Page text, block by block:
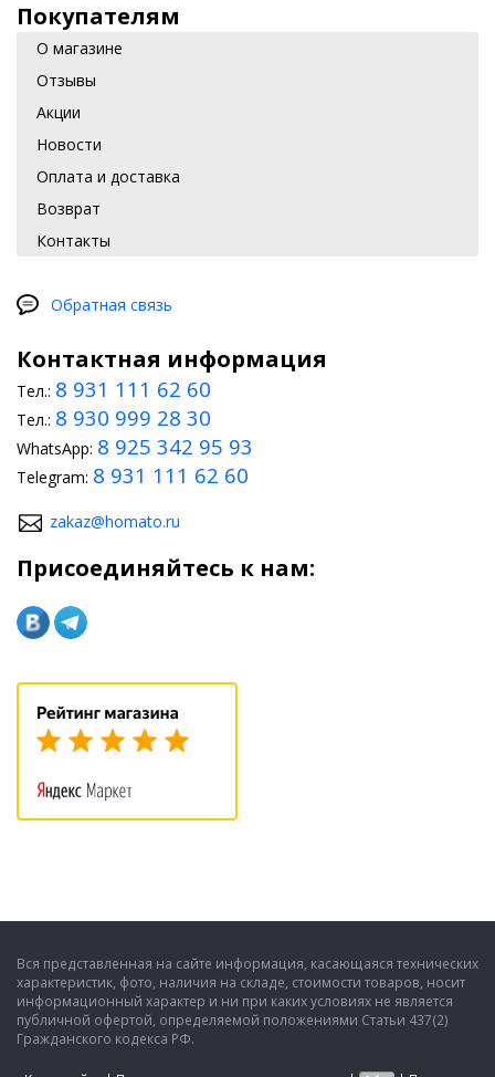
Покупателям
О магазине
Отзывы
Акции
Новости
Оплата и доставка
Возврат
Контакты
Обратная связь
Контактная информация
Тел.: 8 931 111 62 60
Тел.: 8 930 999 28 30
WhatsApp: 8 925 342 95 93
Telegram: 8 931 111 62 60
zakaz@homato.ru
Присоединяйтесь к нам:
Вся представленная на сайте информация, касающаяся технических
характеристик, фото, наличия на складе, стоимости товаров, носит
информационный характер и ни при каких условиях не является
публичной офертой, определяемой положениями Статьи 437(2)
Гражданского кодекса РФ.